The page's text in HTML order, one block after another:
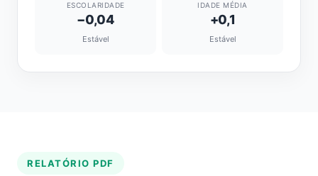
ESCOLARIDADE
−0,04
Estável
IDADE MÉDIA
+0,1
Estável
RELATÓRIO PDF